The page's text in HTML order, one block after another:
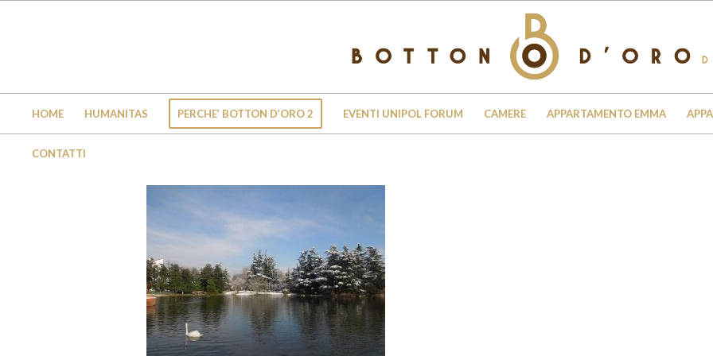
HOME HUMANITAS PERCHE’ BOTTON D’ORO 2 EVENTI UNIPOL FORUM CAMERE APPARTAMENTO EMMA
CONTATTI